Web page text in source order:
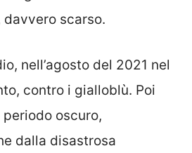
davvero scarso.
nell’agosto del 2021 nel
contro i gialloblù. Poi
oscuro,
dalla disastrosa